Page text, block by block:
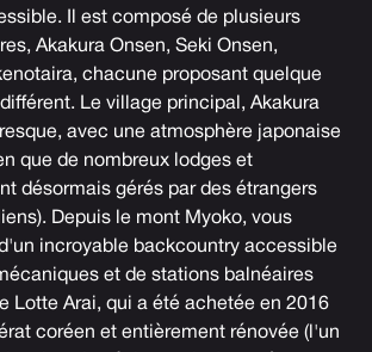
Il est composé de plusieurs
Akakura Onsen, Seki Onsen,
chacune proposant quelque
Le village principal, Akakura
avec une atmosphère japonaise
que de nombreux lodges et
désormais gérés par des étrangers
Depuis le mont Myoko, vous
incroyable backcountry accessible
et de stations balnéaires
Lotte Arai, qui a été achetée en 2016
coréen et entièrement rénovée (l'un